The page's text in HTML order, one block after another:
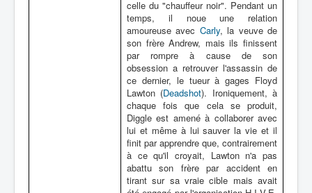
celle du "chauffeur noir". Pendant un
temps, il noue une relation
amoureuse avec Carly, la veuve de
son frère Andrew, mais ils finissent
par rompre à cause de son
obsession a retrouver l'assassin de
ce dernier, le tueur à gages Floyd
Lawton (Deadshot). Ironiquement, à
chaque fois que cela se produit,
Diggle est amené à collaborer avec
lui et même à lui sauver la vie et il
finit par apprendre que, contrairement
à ce qu'il croyait, Lawton n'a pas
abattu son frère par accident en
tirant sur sa vraie cible mais avait